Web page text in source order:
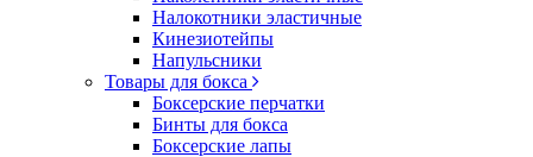
Налокотники эластичные
Кинезиотейпы
Напульсники
Товары для бокса
Боксерские перчатки
Бинты для бокса
Боксерские лапы